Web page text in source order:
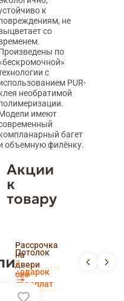
к
не
со
по
с
PUR-
необратимой
имеют
багет
объемную филёнку.
Акции
к
товару
пенсионерам
и
новоселам
Рассрочка
на
двери
без
переплат
Потолок
в
подарок
Доставка
и
установка
беслпатно